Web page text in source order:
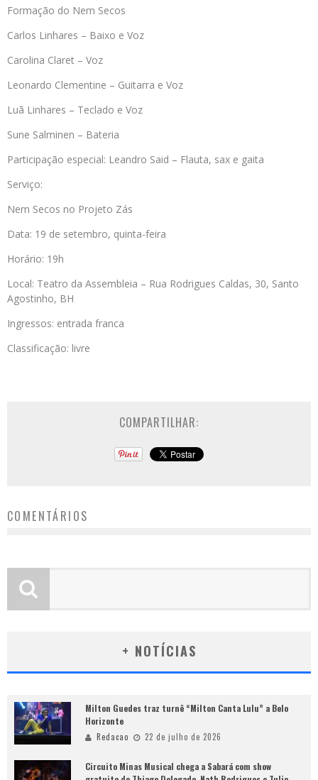
Formação do Nem Secos
Carlos Linhares – Baixo e Voz
Carolina Claret – Voz
Leonardo Clementine – Guitarra e Voz
Luã Linhares – Teclado e Voz
Sune Salminen – Bateria
Participação especial: Leandro Said – Flauta, sax e gaita
Serviço:
Nem Secos no Projeto Zás
Data: 19 de setembro, quinta-feira
Horário: 19h
Local: Teatro da Assembleia – Rua Rodrigues Caldas, 30, Santo
Agostinho, BH
Ingressos: entrada franca
Classificação: livre
COMPARTILHAR:
COMENTÁRIOS
+ NOTÍCIAS
Milton Guedes traz turnê “Milton Canta Lulu” a Belo
Horizonte
Redacao 22 de julho de 2026
Circuito Minas Musical chega a Sabará com show